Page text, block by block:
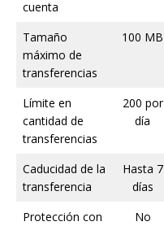
cuenta
Tamaño
máximo de
transferencias
100 MB
Límite en
cantidad de
transferencias
200 por
día
Caducidad de la
transferencia
Hasta 7
días
Protección con
No